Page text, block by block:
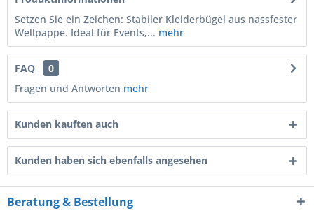
Setzen Sie ein Zeichen: Stabiler Kleiderbügel aus nassfester
Wellpappe. Ideal für Events,... mehr
FAQ
0
Fragen und Antworten mehr
Kunden kauften auch
Kunden haben sich ebenfalls angesehen
Beratung & Bestellung